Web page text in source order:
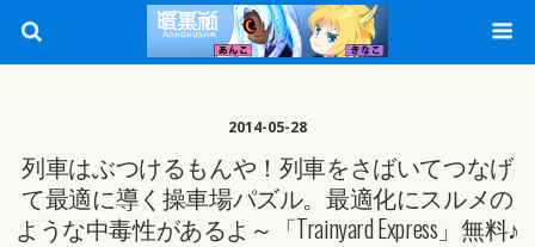
2014-05-28
列車はぶつけるもんや！列車をさばいてつなげ
て最適に導く操車場パズル。最適化にスルメの
ような中毒性があるよ～「Trainyard Express」無料♪